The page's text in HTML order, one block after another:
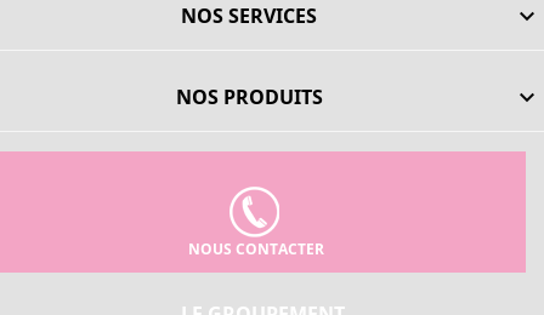
NOS SERVICES 
NOS PRODUITS 
NOUS CONTACTER